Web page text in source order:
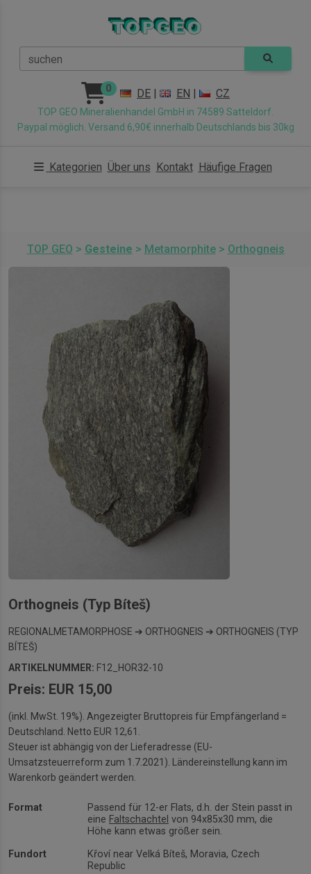
suchen
0 DE | EN | CZ
TOP GEO Mineralienhandel GmbH in 74589 Satteldorf.
Paypal möglich. Versand 6,90€ innerhalb Deutschlands bis 30kg
Kategorien Über uns Kontakt Häufige Fragen
TOP GEO > Gesteine > Metamorphite> Orthogneis
Orthogneis (Typ Bíteš)
REGIONALMETAMORPHOSE ➔ ORTHOGNEIS ➔ ORTHOGNEIS (TYP
BÍTEŠ)
ARTIKELNUMMER: F12_HOR32-10
Preis: EUR 15,00
(inkl. MwSt. 19%). Angezeigter Bruttopreis für Empfängerland =
Deutschland. Netto EUR 12,61.
Steuer ist abhängig von der Lieferadresse (EU-
Umsatzsteuerreform zum 1.7.2021). Ländereinstellung kann im
Warenkorb geändert werden.
Format
Passend für 12-er Flats, d.h. der Stein passt in
eine Faltschachtel von 94x85x30 mm, die
Höhe kann etwas größer sein.
Fundort
Křoví near Velká Bíteš, Moravia, Czech
Republic